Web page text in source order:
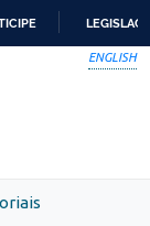
ENGLISH